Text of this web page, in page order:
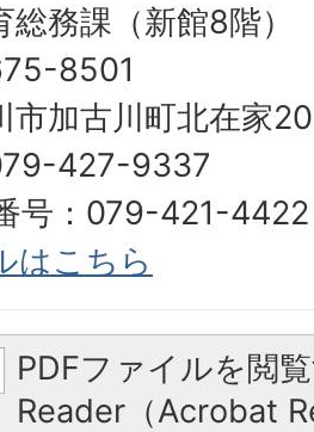
務課（新館8階）
8501
市加古川町北在家
427-9337
号：079-421-4422
はこちら
PDFファイルを閲
Reader（Acrobat